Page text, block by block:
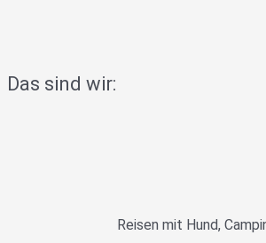
Das sind wir:
Reisen mit Hund,